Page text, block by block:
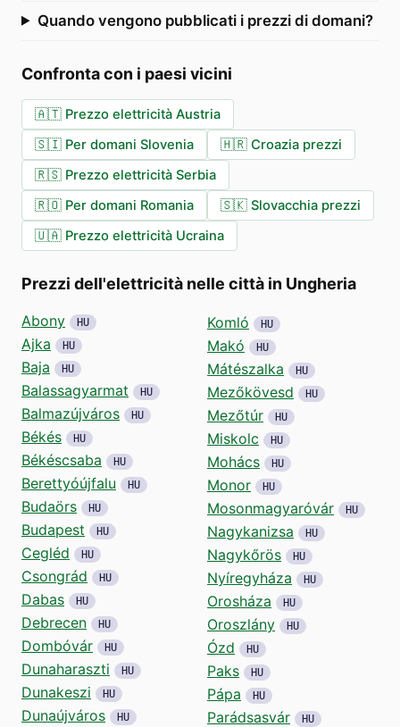
Quando vengono pubblicati i prezzi di domani?
Confronta con i paesi vicini
🇦🇹 Prezzo elettricità Austria
🇸🇮 Per domani Slovenia 🇭🇷 Croazia prezzi
🇷🇸 Prezzo elettricità Serbia
🇷🇴 Per domani Romania 🇸🇰 Slovacchia prezzi
🇺🇦 Prezzo elettricità Ucraina
Prezzi dell'elettricità nelle città in Ungheria
Abony HU
Ajka HU
Baja HU
Balassagyarmat HU
Balmazújváros HU
Békés HU
Békéscsaba HU
Berettyóújfalu HU
Budaörs HU
Budapest HU
Cegléd HU
Csongrád HU
Dabas HU
Debrecen HU
Dombóvár HU
Dunaharaszti HU
Dunakeszi HU
Dunaújváros HU
Komló HU
Makó HU
Mátészalka HU
Mezőkövesd HU
Mezőtúr HU
Miskolc HU
Mohács HU
Monor HU
Mosonmagyaróvár HU
Nagykanizsa HU
Nagykőrös HU
Nyíregyháza HU
Orosháza HU
Oroszlány HU
Ózd HU
Paks HU
Pápa HU
Parádsasvár HU